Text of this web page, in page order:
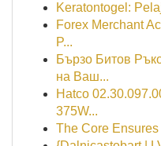
Keratontogel:
Forex Merchant
P...
Бързо Битов
на Ваш...
Hatco
375W...
The Core